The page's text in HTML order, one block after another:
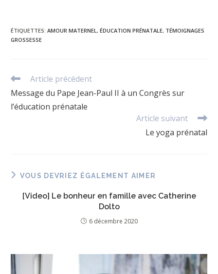
ÉTIQUETTES:AMOUR MATERNEL , ÉDUCATION PRÉNATALE, TÉMOIGNAGES
GROSSESSE
Read
articles
Article précédent
Message du Pape Jean-Paul II à un Congrès sur
l’éducation prénatale
Article suivant
Le yoga prénatal
VOUS DEVRIEZ ÉGALEMENT AIMER
[Video] Le bonheur en famille avec Catherine
Dolto
6 décembre 2020